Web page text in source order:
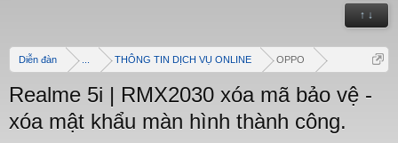
↑ ↓
Diễn đàn THÔNG TIN DỊCH VỤ ONLINE OPPO
Realme 5i | RMX2030 xóa mã bảo vệ -
xóa mật khẩu màn hình thành công.